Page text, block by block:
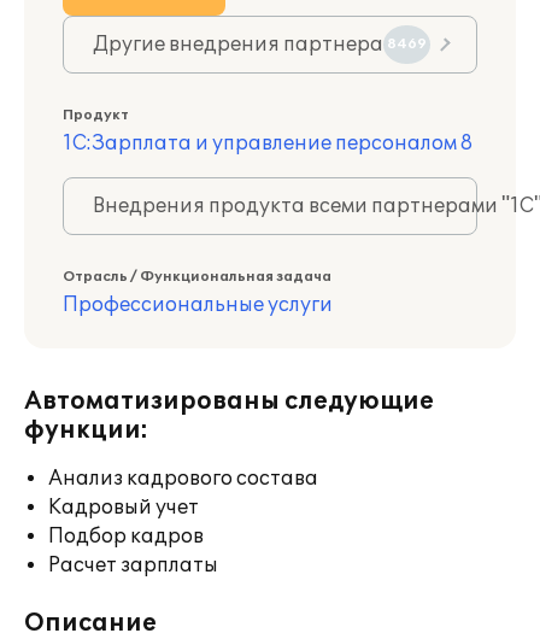
Другие внедрения партнера 8469
Продукт
1С:Зарплата и управление персоналом 8
Внедрения продукта всеми партнерами
Отрасль / Функциональная задача
Профессиональные услуги
Автоматизированы следующие
функции:
Анализ кадрового состава
Кадровый учет
Подбор кадров
Расчет зарплаты
Описание